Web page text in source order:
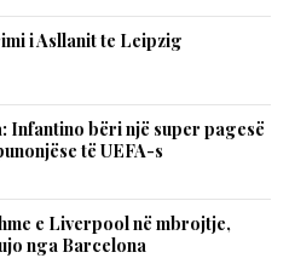
i Asllanit te Leipzig
Infantino bëri një super pagesë
të UEFA-s
e Liverpool në mbrojtje,
nga Barcelona